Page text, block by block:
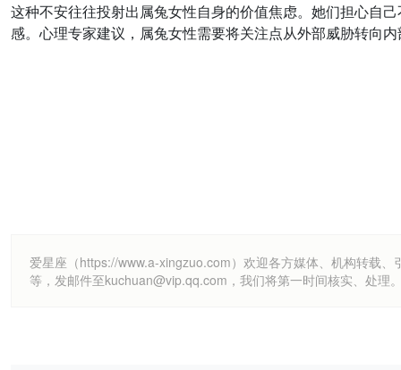
这种不安往往投射出属兔女性自身的价值焦虑。她们担心自
感。心理专家建议，属兔女性需要将关注点从外部威胁转向
爱星座（https://www.a-xingzuo.com）欢迎各方媒体、机构转载
等，发邮件至kuchuan@vip.qq.com，我们将第一时间核实、处理